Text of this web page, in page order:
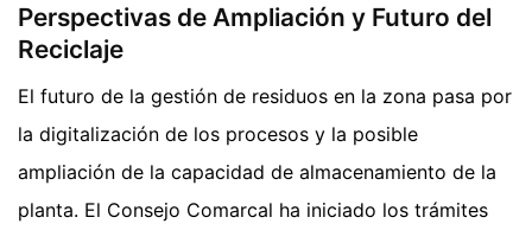
Perspectivas de Ampliación y Futuro del
Reciclaje
El futuro de la gestión de residuos en la zona pasa por
la digitalización de los procesos y la posible
ampliación de la capacidad de almacenamiento de la
planta. El Consejo Comarcal ha iniciado los trámites